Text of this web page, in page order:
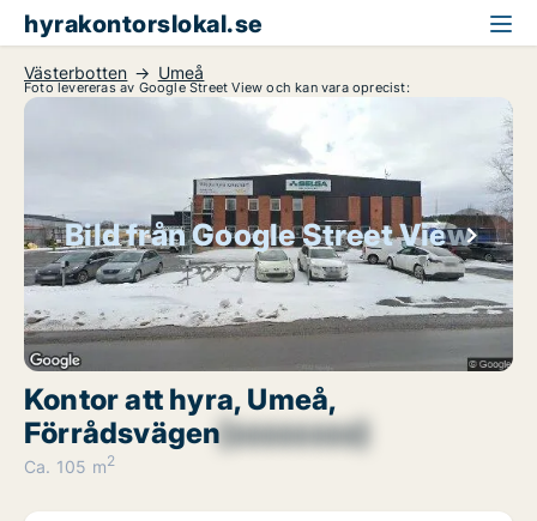
hyrakontorslokal.se
Västerbotten Umeå
Foto levereras av Google Street View och kan vara oprecist:
Bild från Google Street View
Kontor att hyra, Umeå,
Förrådsvägen[xxxxxxxx]
Ca. 105 m2